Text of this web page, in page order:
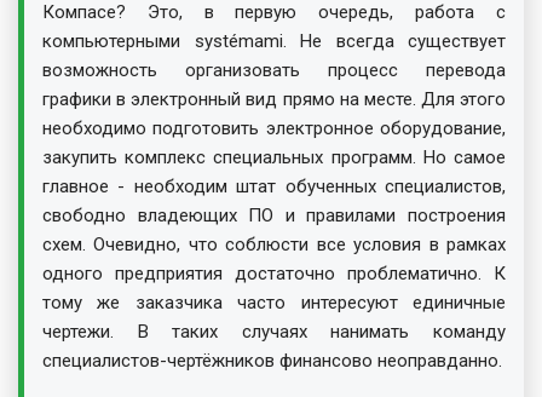
Компасе? Это, в первую очередь, работа с
компьютерными systémami. Не всегда существует
возможность организовать процесс перевода
графики в электронный вид прямо на месте. Для этого
необходимо подготовить электронное оборудование,
закупить комплекс специальных программ. Но самое
главное - необходим штат обученных специалистов,
свободно владеющих ПО и правилами построения
схем. Очевидно, что соблюсти все условия в рамках
одного предприятия достаточно проблематично. К
тому же заказчика часто интересуют единичные
чертежи. В таких случаях нанимать команду
специалистов-чертёжников финансово неоправданно.